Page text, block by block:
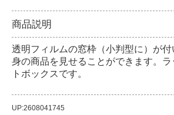
商品説明
透明フィルムの窓枠（小判型に）が
身の商品を見せることができます。
トボックスです。
UP:2608041745